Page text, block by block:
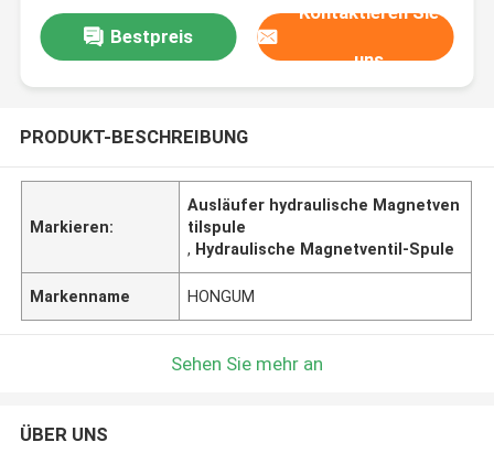
Bestpreis
Kontaktieren Sie
uns
PRODUKT-BESCHREIBUNG
Markieren:
Ausläufer hydraulische Magnetven
tilspule
, Hydraulische Magnetventil-Spule
Markenname HONGUM
Sehen Sie mehr an
ÜBER UNS